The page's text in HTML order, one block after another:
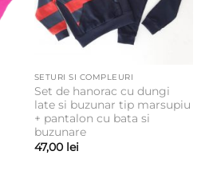
SETURI SI COMPLEURI
Set de hanorac cu dungi
late si buzunar tip marsupiu
+ pantalon cu bata si
buzunare
47,00 lei